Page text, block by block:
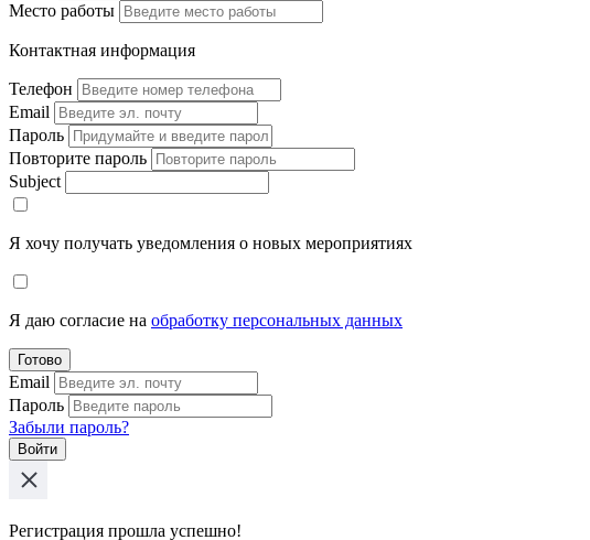
Место работы
Контактная информация
Телефон
Email
Пароль
Повторите пароль
Subject
Я хочу получать уведомления о новых мероприятиях
Я даю согласие на обработку персональных данных
Готово
Email
Пароль
Забыли пароль?
Войти
Регистрация прошла успешно!